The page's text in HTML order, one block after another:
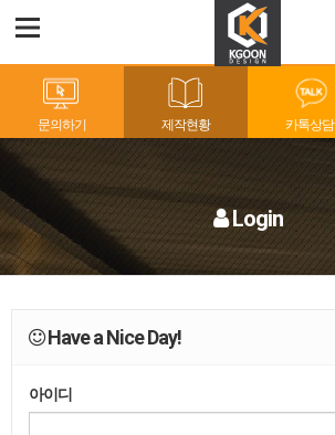
문의하기 제작현황 카톡상담
Login
Have a Nice Day!
아이디